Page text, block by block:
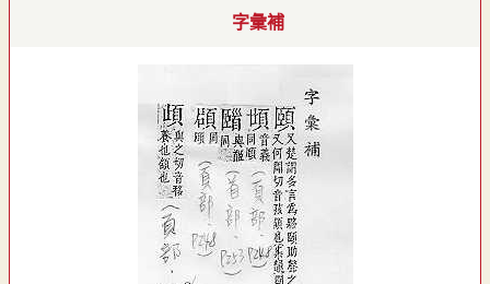
字彙補